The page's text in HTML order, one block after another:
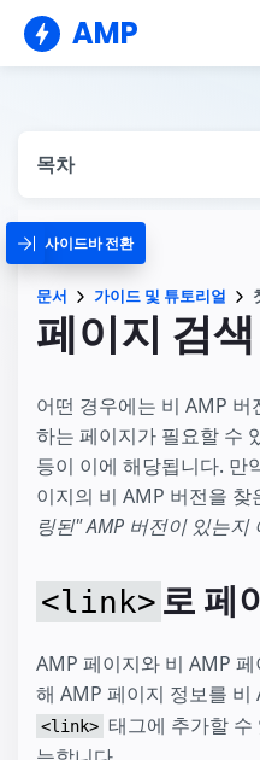
AMP
목차
사이드바 전환
문서 가이드 및 튜토리얼
페이지 검
어떤 경우에는 비 AMP
하는 페이지가 필요할 수
등이 이에 해당됩니다. 만
이지의 비 AMP 버전을 찾
링된" AMP 버전이 있는
<link> 로 페
AMP 페이지와 비 AMP
해 AMP 페이지 정보를 비
<link> 태그에 추가할